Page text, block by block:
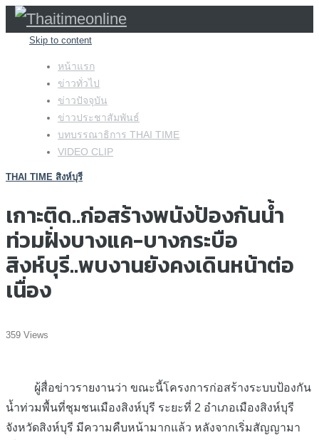
Skip to content
หน้าแรก
ข่าวทั่วไป
ข่าวปัจจุบัน
ข่าวประชาสัมพันธ์
บทบรรณาธิการ THAI TIME
VIDEO CLIP
THAI TIME สิงห์บุรี
เกาะติด..ก่อสร้างพนังป้องกันน้ำ
ท่วมฝั่งบางแค-บางกระบือ
สิงห์บุรี..พบงานยังคงเดินหน้าต่อ
เนื่อง
359 Views
ผู้สื่อข่าวรายงานว่า ขณะนี้โครงการก่อสร้างระบบป้องกัน
น้ำท่วมพื้นที่ชุมชนเมืองสิงห์บุรี ระยะที่ 2 อำเภอเมืองสิงห์บุรี
จังหวัดสิงห์บุรี มีความคืบหน้ามากแล้ว หลังจากเริ่มสัญญามา